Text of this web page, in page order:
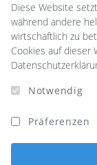
Diese Website
während andere
wirtschaftlich zu
Cookies auf dieser
Notwendig
Präferenzen